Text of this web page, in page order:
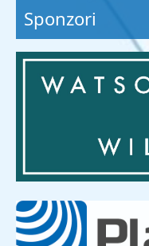
Sponzori